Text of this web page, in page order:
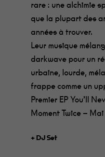
rare : une alchimie
que la plupart des
années à trouver.
Leur musique
darkwave pour un
urbaine, lourde,
frappe comme un
Premier EP You’ll
Moment Twice –
+ DJ Set